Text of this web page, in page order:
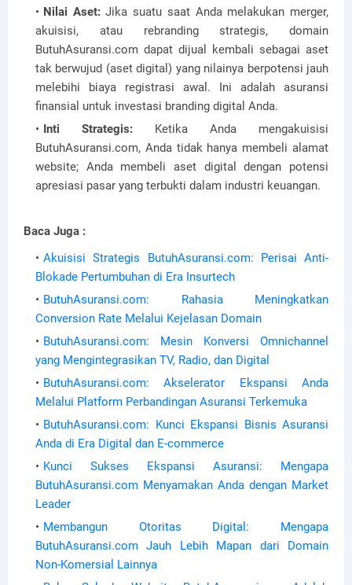
Nilai Aset:Jika suatu saat Anda melakukan merger,
akuisisi, atau rebranding strategis, domain
ButuhAsuransi.com dapat dijual kembali sebagai aset
tak berwujud (aset digital) yang nilainya berpotensi jauh
melebihi biaya registrasi awal. Ini adalah asuransi
finansial untuk investasi branding digital Anda.
Inti Strategis: Ketika Anda mengakuisisi
ButuhAsuransi.com, Anda tidak hanya membeli alamat
website; Anda membeli aset digital dengan potensi
apresiasi pasar yang terbukti dalam industri keuangan.
Baca Juga :
Akuisisi Strategis ButuhAsuransi.com: Perisai Anti-
Blokade Pertumbuhan di Era Insurtech
ButuhAsuransi.com: Rahasia Meningkatkan
Conversion Rate Melalui Kejelasan Domain
ButuhAsuransi.com: Mesin Konversi Omnichannel
yang Mengintegrasikan TV, Radio, dan Digital
ButuhAsuransi.com: Akselerator Ekspansi Anda
Melalui Platform Perbandingan Asuransi Terkemuka
ButuhAsuransi.com: Kunci Ekspansi Bisnis Asuransi
Anda di Era Digital dan E-commerce
Kunci Sukses Ekspansi Asuransi: Mengapa
ButuhAsuransi.com Menyamakan Anda dengan Market
Leader
Membangun Otoritas Digital: Mengapa
ButuhAsuransi.com Jauh Lebih Mapan dari Domain
Non-Komersial Lainnya